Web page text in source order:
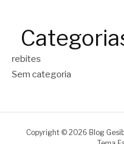
rebites
Sem categoria
Copyright © 2026 Blog